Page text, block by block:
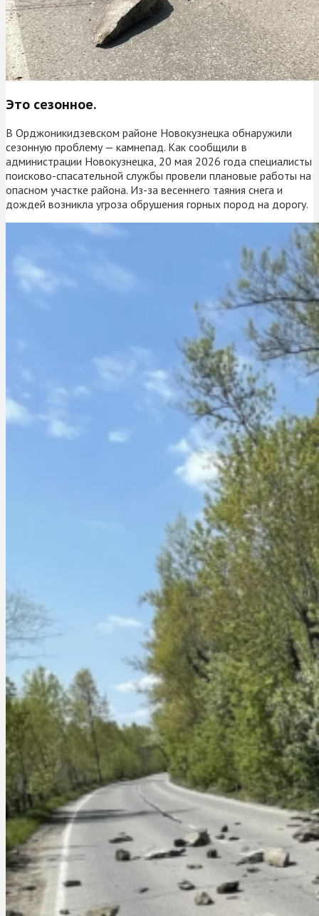
Это сезонное.
В Орджоникидзевском районе Новокузнецка обнаружили
сезонную проблему — камнепад. Как сообщили в
администрации Новокузнецка, 20 мая 2026 года специалисты
поисково-спасательной службы провели плановые работы на
опасном участке района. Из-за весеннего таяния снега и
дождей возникла угроза обрушения горных пород на дорогу.